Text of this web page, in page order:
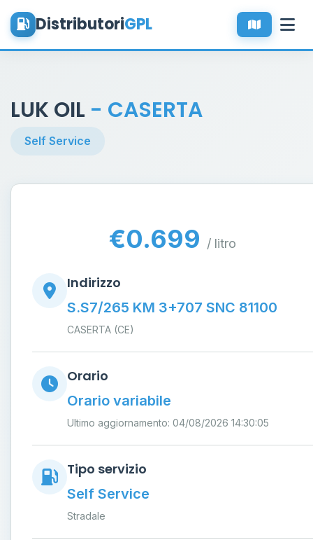
DistributoriGPL
LUK OIL - CASERTA
Self Service
€0.699 / litro
Indirizzo
S.S7/265 KM 3+707 SNC 81100
CASERTA (CE)
Orario
Orario variabile
Ultimo aggiornamento: 04/08/2026 14:30:05
Tipo servizio
Self Service
Stradale